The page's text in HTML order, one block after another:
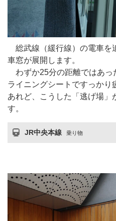
総武線（緩行線）の電車を
車窓が展開します。
わずか25分の距離ではあっ
ライニングシートですっか
あれど、こうした「逃げ場」
す。
JR中央本線 乗り物